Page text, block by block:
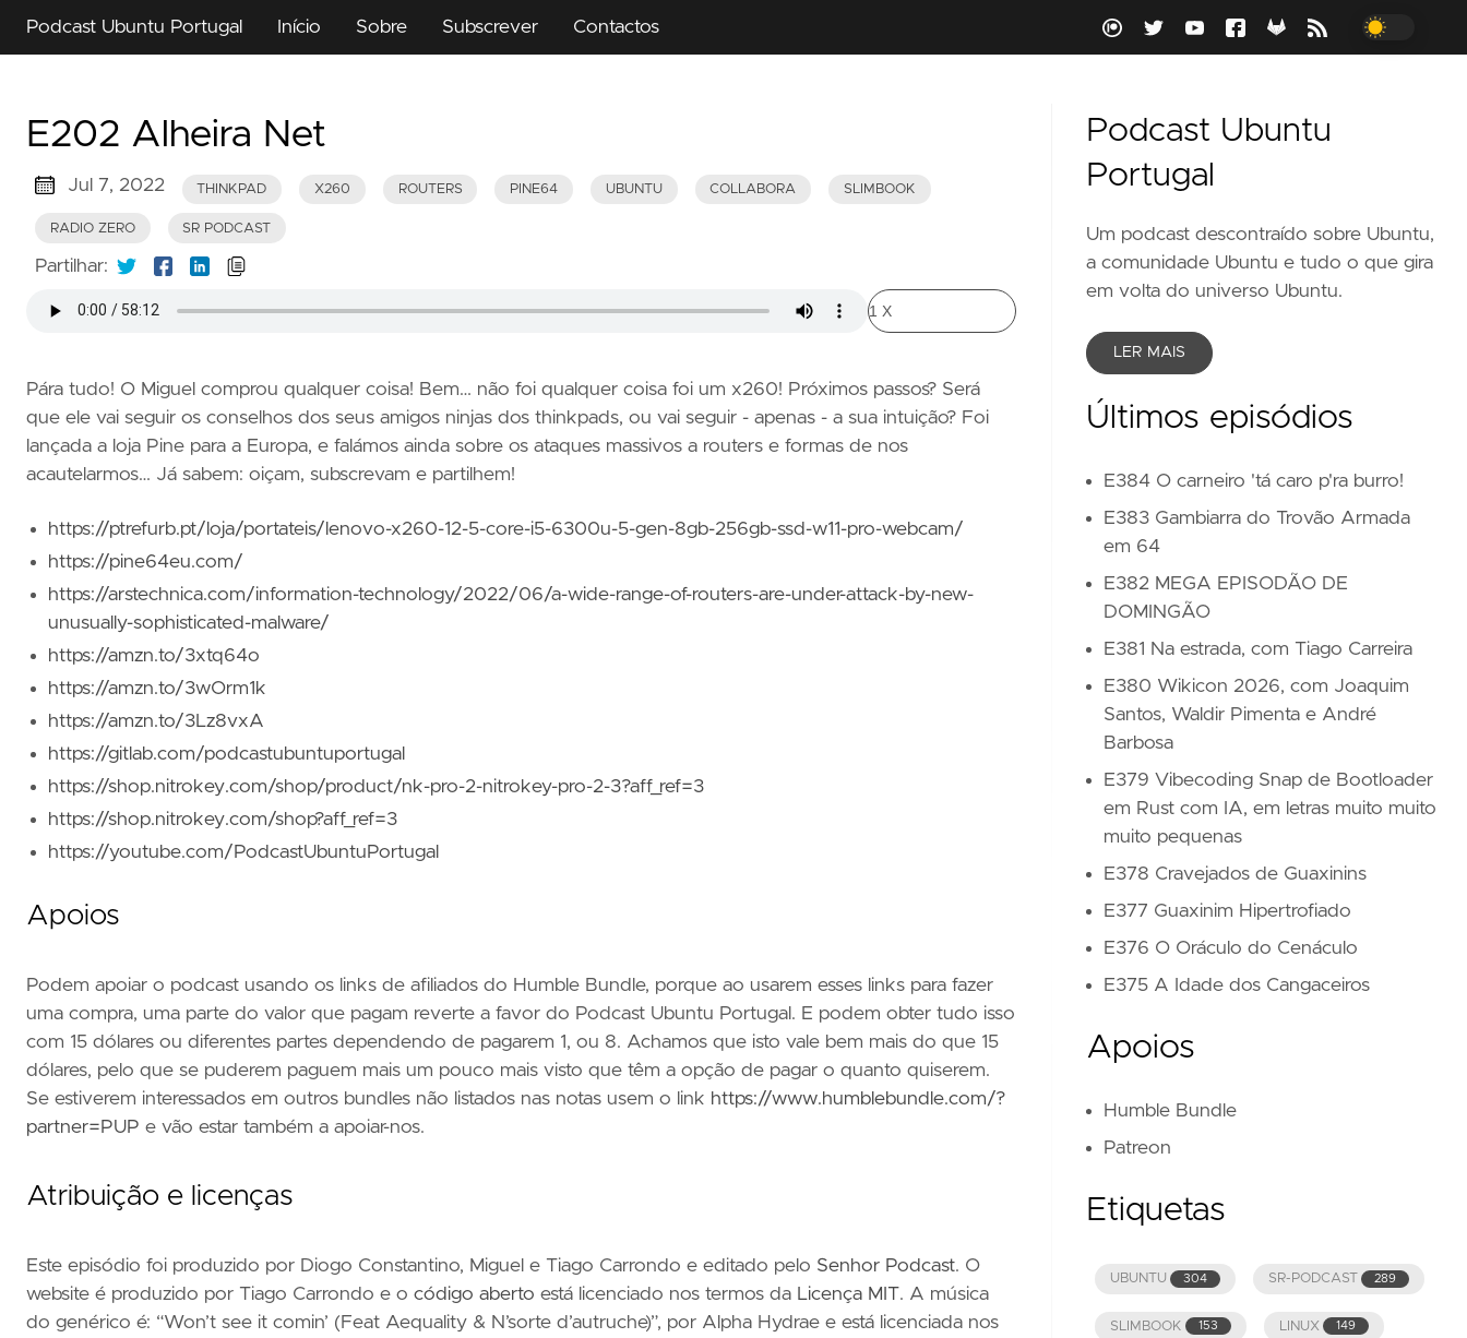
Podcast Ubuntu Portugal Início Sobre Subscrever Contactos
E202 Alheira Net
Jul 7, 2022 THINKPAD X260 ROUTERS PINE64 UBUNTU COLLABORA SLIMBOOK
RADIO ZERO SR PODCAST
Partilhar:
Pára tudo! O Miguel comprou qualquer coisa! Bem… não foi qualquer coisa foi um x260! Próximos passos? Será
que ele vai seguir os conselhos dos seus amigos ninjas dos thinkpads, ou vai seguir - apenas - a sua intuição? Foi
lançada a loja Pine para a Europa, e falámos ainda sobre os ataques massivos a routers e formas de nos
acautelarmos… Já sabem: oiçam, subscrevam e partilhem!
https://ptrefurb.pt/loja/portateis/lenovo-x260-12-5-core-i5-6300u-5-gen-8gb-256gb-ssd-w11-pro-webcam/
https://pine64eu.com/
https://arstechnica.com/information-technology/2022/06/a-wide-range-of-routers-are-under-attack-by-new-
unusually-sophisticated-malware/
https://amzn.to/3xtq64o
https://amzn.to/3wOrm1k
https://amzn.to/3Lz8vxA
https://gitlab.com/podcastubuntuportugal
https://shop.nitrokey.com/shop/product/nk-pro-2-nitrokey-pro-2-3?aff_ref=3
https://shop.nitrokey.com/shop?aff_ref=3
https://youtube.com/PodcastUbuntuPortugal
Apoios
Podem apoiar o podcast usando os links de afiliados do Humble Bundle, porque ao usarem esses links para fazer
uma compra, uma parte do valor que pagam reverte a favor do Podcast Ubuntu Portugal. E podem obter tudo isso
com 15 dólares ou diferentes partes dependendo de pagarem 1, ou 8. Achamos que isto vale bem mais do que 15
dólares, pelo que se puderem paguem mais um pouco mais visto que têm a opção de pagar o quanto quiserem.
Se estiverem interessados em outros bundles não listados nas notas usem o link https://www.humblebundle.com/?
partner=PUP e vão estar também a apoiar-nos.
Atribuição e licenças
Este episódio foi produzido por Diogo Constantino, Miguel e Tiago Carrondo e editado pelo Senhor Podcast. O
website é produzido por Tiago Carrondo e o código aberto está licenciado nos termos da Licença MIT. A música
do genérico é: “Won’t see it comin’ (Feat Aequality & N’sorte d’autruche)”, por Alpha Hydrae e está licenciada nos
Podcast Ubuntu
Portugal
Um podcast descontraído sobre Ubuntu,
a comunidade Ubuntu e tudo o que gira
em volta do universo Ubuntu.
LER MAIS
Últimos episódios
E384 O carneiro 'tá caro p'ra burro!
E383 Gambiarra do Trovão Armada
em 64
E382 MEGA EPISODÃO DE
DOMINGÃO
E381 Na estrada, com Tiago Carreira
E380 Wikicon 2026, com Joaquim
Santos, Waldir Pimenta e André
Barbosa
E379 Vibecoding Snap de Bootloader
em Rust com IA, em letras muito muito
muito pequenas
E378 Cravejados de Guaxinins
E377 Guaxinim Hipertrofiado
E376 O Oráculo do Cenáculo
E375 A Idade dos Cangaceiros
Apoios
Humble Bundle
Patreon
Etiquetas
UBUNTU 304 SR-PODCAST 289
SLIMBOOK 153 LINUX 149